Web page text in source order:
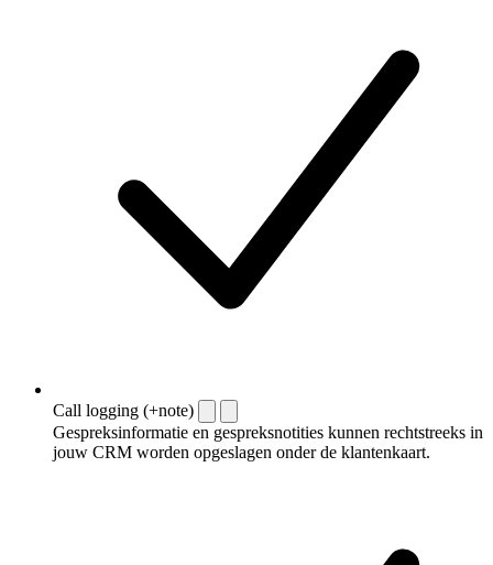
Call logging (+note)
Gespreksinformatie en gespreksnotities kunnen rechtstreeks in
jouw CRM worden opgeslagen onder de klantenkaart.